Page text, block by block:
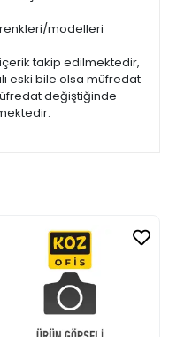
modelleri
takip edilmektedir,
eski bile olsa müfredat
değiştiğinde